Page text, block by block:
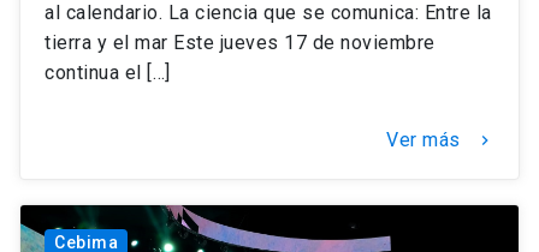
Documentos FCB
FCB en el Territorio
Centro de Estudiantes
al calendario. La ciencia que se comunica: Entre la
tierra y el mar Este jueves 17 de noviembre
continua el […]
Ver más keyboard_arrow_right
Cebima